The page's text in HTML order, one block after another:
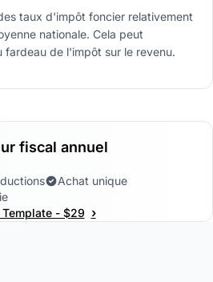
taux d'impôt foncier relativement
nationale. Cela peut
fardeau de l'impôt sur le revenu.
fiscal annuel
Achat unique
- $29 ›